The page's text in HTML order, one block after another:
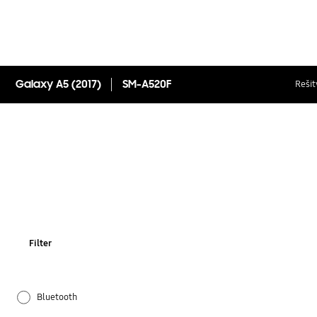
Galaxy A5 (2017) SM-A520F
Filter
Bluetooth